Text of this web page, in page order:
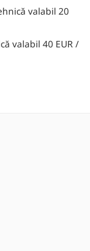
valabil 20
valabil 40 EUR /